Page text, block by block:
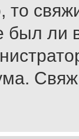
то
был ли